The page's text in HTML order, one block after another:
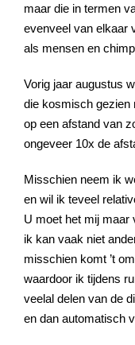
maar die in termen
evenveel van elkaar
als mensen en
Vorig jaar augustus
die kosmisch gezien
op een afstand van
ongeveer 10x de
Misschien neem ik
en wil ik teveel
U moet het mij maar
ik kan vaak niet
misschien komt ’t
waardoor ik tijdens
veelal delen van de
en dan automatisch